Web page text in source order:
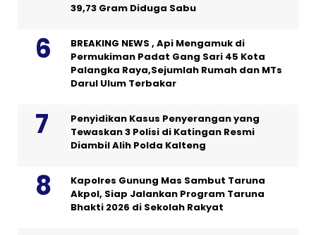
39,73 Gram Diduga Sabu
BREAKING NEWS , Api Mengamuk di
Permukiman Padat Gang Sari 45 Kota
Palangka Raya,Sejumlah Rumah dan MTs
Darul Ulum Terbakar
Penyidikan Kasus Penyerangan yang
Tewaskan 3 Polisi di Katingan Resmi
Diambil Alih Polda Kalteng
Kapolres Gunung Mas Sambut Taruna
Akpol, Siap Jalankan Program Taruna
Bhakti 2026 di Sekolah Rakyat